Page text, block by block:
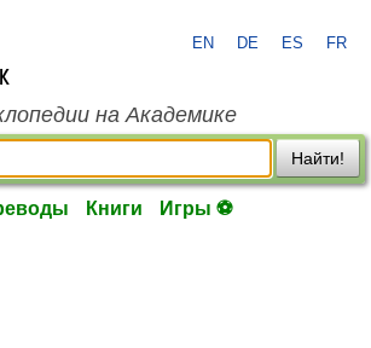
EN DE ES FR
на Академике
Найти!
Книги Игры ⚽